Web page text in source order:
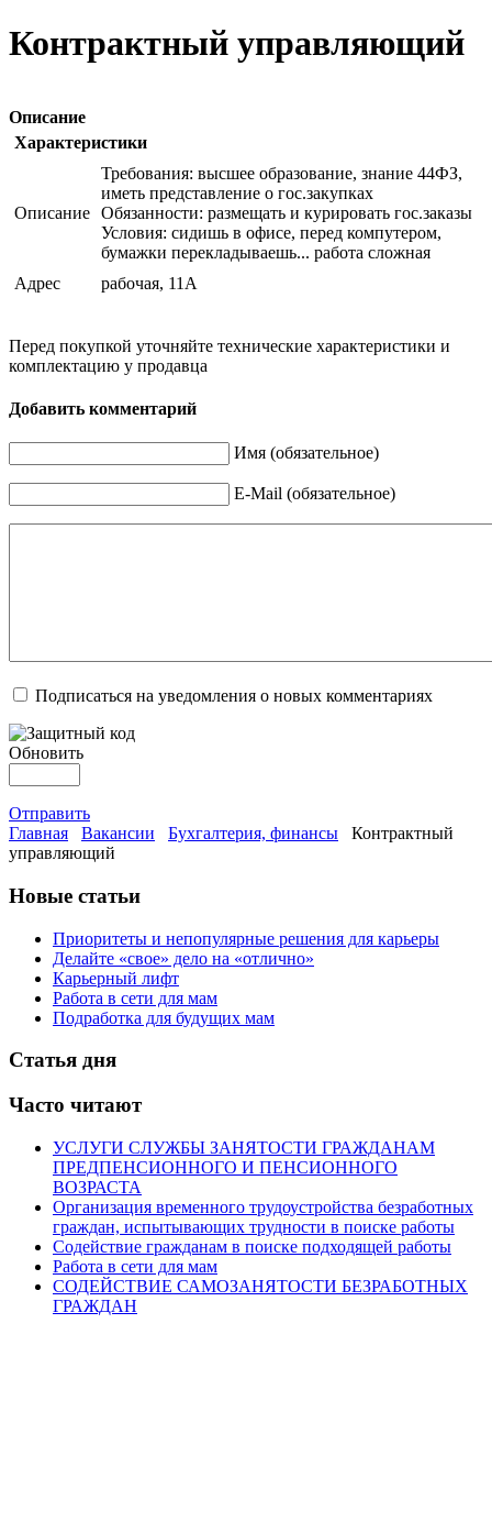
Контрактный управляющий
Описание
Характеристики
Описание
Требования: высшее образование, знание 44ФЗ,
иметь представление о гос.закупках
Обязанности: размещать и курировать гос.заказы
Условия: сидишь в офисе, перед компутером,
бумажки перекладываешь... работа сложная
Адрес
рабочая, 11А
Перед покупкой уточняйте технические характеристики и
комплектацию у продавца
Добавить комментарий
Имя (обязательное)
E-Mail (обязательное)
Подписаться на уведомления о новых комментариях
Обновить
Отправить
Главная
Вакансии Бухгалтерия, финансы
Контрактный
управляющий
Новые статьи
Приоритеты и непопулярные решения для карьеры
Делайте «свое» дело на «отлично»
Карьерный лифт
Работа в сети для мам
Подработка для будущих мам
Статья дня
Часто читают
УСЛУГИ СЛУЖБЫ ЗАНЯТОСТИ ГРАЖДАНАМ
ПРЕДПЕНСИОННОГО И ПЕНСИОННОГО
ВОЗРАСТА
Организация временного трудоустройства безработных
граждан, испытывающих трудности в поиске работы
Содействие гражданам в поиске подходящей работы
Работа в сети для мам
СОДЕЙСТВИЕ САМОЗАНЯТОСТИ БЕЗРАБОТНЫХ
ГРАЖДАН